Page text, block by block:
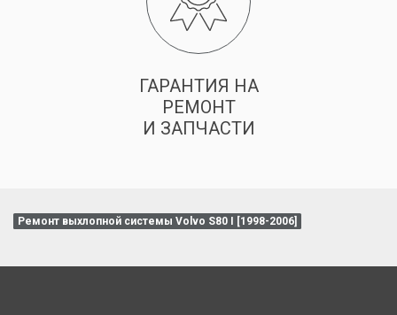
ГАРАНТИЯ НА
РЕМОНТ
И ЗАПЧАСТИ
Ремонт выхлопной системы Volvo S80 I [1998-2006]